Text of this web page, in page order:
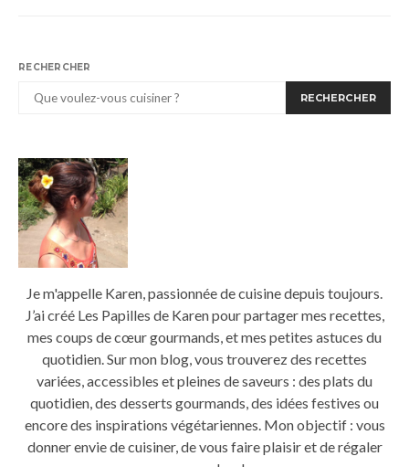
RECHERCHER
RECHERCHER
Je m'appelle Karen, passionnée de cuisine depuis toujours.
J’ai créé Les Papilles de Karen pour partager mes recettes,
mes coups de cœur gourmands, et mes petites astuces du
quotidien. Sur mon blog, vous trouverez des recettes
variées, accessibles et pleines de saveurs : des plats du
quotidien, des desserts gourmands, des idées festives ou
encore des inspirations végétariennes. Mon objectif : vous
donner envie de cuisiner, de vous faire plaisir et de régaler